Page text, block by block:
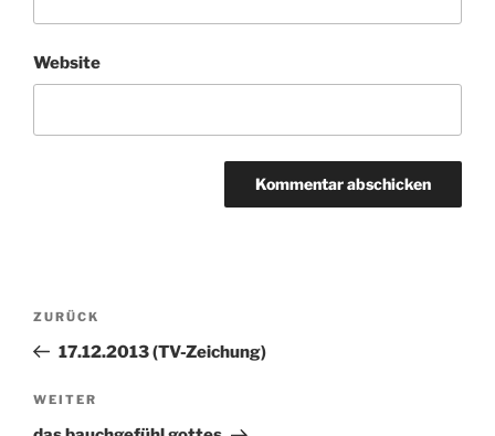
Website
Beitragsnavigation
Vorheriger
Beitrag
ZURÜCK
17.12.2013 (TV-Zeichung)
Nächster
Beitrag
WEITER